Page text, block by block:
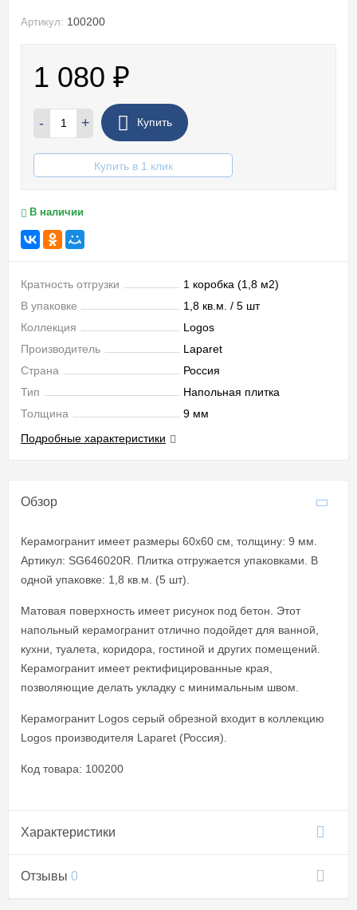
Артикул: 100200
1 080 ₽
- + Купить
Купить в 1 клик
В наличии
Кратность отгрузки
1 коробка (1,8 м2)
В упаковке
1,8 кв.м. / 5 шт
Коллекция
Logos
Производитель
Laparet
Страна
Россия
Тип
Напольная плитка
Толщина
9 мм
Подробные характеристики
Обзор
Керамогранит имеет размеры 60x60 см, толщину: 9 мм.
Артикул: SG646020R. Плитка отгружается упаковками. В
одной упаковке: 1,8 кв.м. (5 шт).
Матовая поверхность имеет рисунок под бетон. Этот
напольный керамогранит отлично подойдет для ванной,
кухни, туалета, коридора, гостиной и других помещений.
Керамогранит имеет ректифицированные края,
позволяющие делать укладку с минимальным швом.
Керамогранит Logos серый обрезной входит в коллекцию
Logos производителя Laparet (Россия).
Код товара: 100200
Характеристики
Отзывы 0